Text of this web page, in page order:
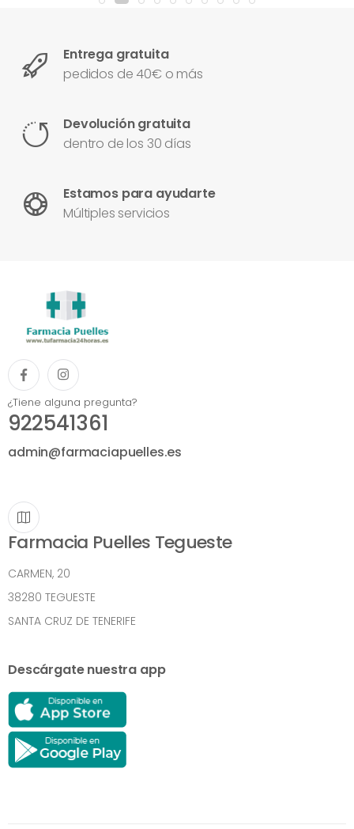
Entrega gratuita
pedidos de 40€ o más
Devolución gratuita
dentro de los 30 días
Estamos para ayudarte
Múltiples servicios
¿Tiene alguna pregunta?
922541361
admin@farmaciapuelles.es
Farmacia Puelles Tegueste
CARMEN, 20
38280 TEGUESTE
SANTA CRUZ DE TENERIFE
Descárgate nuestra app